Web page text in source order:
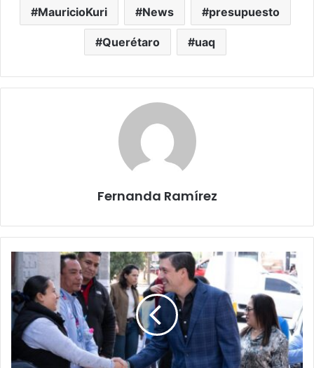
MauricioKuri News presupuesto
Querétaro uaq
Fernanda Ramírez
Centro
Vive:
éxito
de
El
Marqués
la